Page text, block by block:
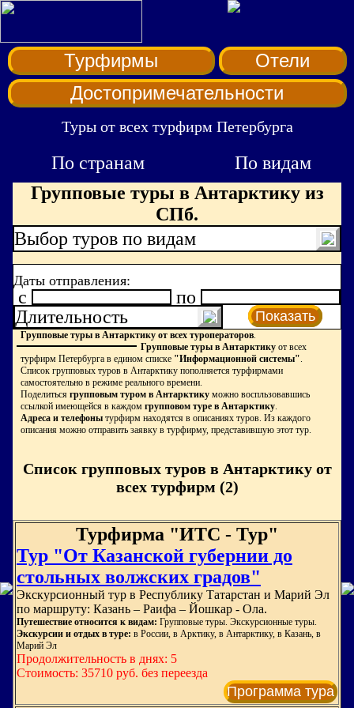
Турфирмы
Отели
Достопримечательности
Туры от всех турфирм Петербурга
По странам
По видам
Групповые туры в Антарктику из
СПб.
Выбор туров по видам
Даты отправления:
c
по
Длительность
Показать
Групповые туры в Антарктику от всех туроператоров.
Групповые туры в Антарктику от всех
турфирм Петербурга в едином списке "Информационной системы".
Список групповых туров в Антарктику пополняется турфирмами
самостоятельно в режиме реального времени.
Поделиться групповым туром в Антарктику можно воспльзовавшись
ссылкой имеющейся в каждом групповом туре в Антарктику.
Адреса и телефоны турфирм находятся в описаниях туров. Из каждого
описания можно отправить заявку в турфирму, представившую этот тур.
Список групповых туров в Антарктику от
всех турфирм (2)
Турфирма "ИТС - Тур"
Тур "От Казанской губернии до
стольных волжских градов"
Экскурсионный тур в Республику Татарстан и Марий Эл
по маршруту: Казань – Раифа – Йошкар - Ола.
Путешествие относится к видам: Групповые туры. Экскурсионные туры.
Экскурсии и отдых в туре: в России, в Арктику, в Антарктику, в Казань, в
Марий Эл
Продолжительность в днях: 5
Стоимость: 35710 руб. без переезда
Программа тура